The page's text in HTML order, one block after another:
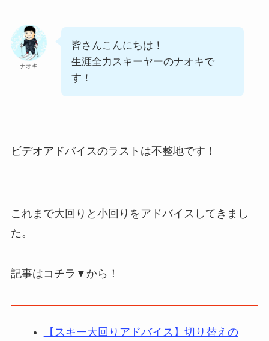
ナオキ
皆さんこんにちは！
生涯全力スキーヤーのナオキで
す！
ビデオアドバイスのラストは不整地です！
これまで大回りと小回りをアドバイスしてきまし
た。
記事はコチラ▼から！
【スキー大回りアドバイス】切り替えの